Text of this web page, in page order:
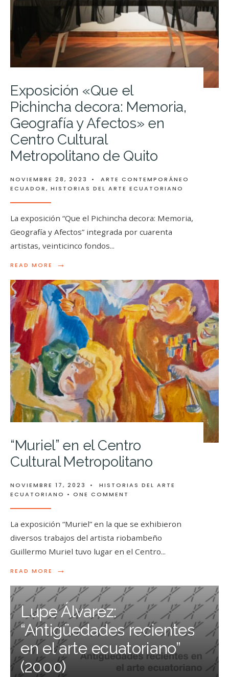
Exposición «Que el
Pichincha decora: Memoria,
Geografía y Afectos» en
Centro Cultural
Metropolitano de Quito
NOVIEMBRE 28, 2023 •
ARTE CONTEMPORÁNEO
ECUADOR, HISTORIAS DEL ARTE ECUATORIANO
La exposición “Que el Pichincha decora: Memoria,
Geografía y Afectos” integrada por cuarenta
artistas, veinticinco fondos...
READ MORE →
“Muriel” en el Centro
Cultural Metropolitano
NOVIEMBRE 17, 2023 •
HISTORIAS DEL ARTE
ECUATORIANO • ONE COMMENT
La exposición “Muriel” en la que se exhibieron
diversos trabajos del artista riobambeño
Guillermo Muriel tuvo lugar en el Centro...
READ MORE →
Lupe Álvarez:
“Antigüedades recientes
en el arte ecuatoriano”
(2000)